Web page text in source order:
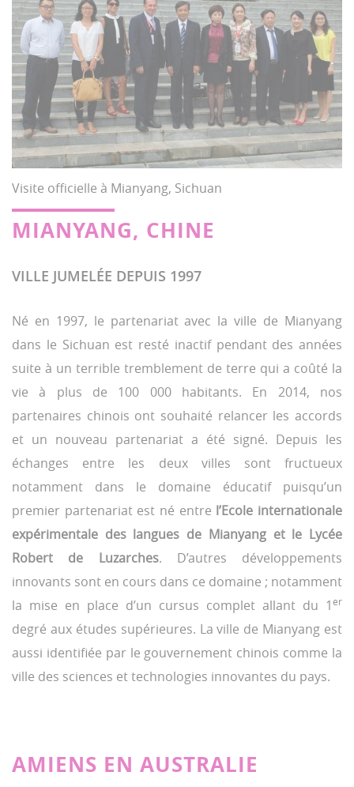
Visite officielle à Mianyang, Sichuan
MIANYANG, CHINE
VILLE JUMELÉE DEPUIS 1997
Né en 1997, le partenariat avec la ville de Mianyang
dans le Sichuan est resté inactif pendant des années
suite à un terrible tremblement de terre qui a coûté la
vie à plus de 100 000 habitants. En 2014, nos
partenaires chinois ont souhaité relancer les accords
et un nouveau partenariat a été signé. Depuis les
échanges entre les deux villes sont fructueux
notamment dans le domaine éducatif puisqu’un
premier partenariat est né entre l’Ecole internationale
expérimentale des langues de Mianyang et le Lycée
Robert de Luzarches. D’autres développements
innovants sont en cours dans ce domaine ; notamment
la mise en place d’un cursus complet allant du 1er
degré aux études supérieures. La ville de Mianyang est
aussi identifiée par le gouvernement chinois comme la
ville des sciences et technologies innovantes du pays.
AMIENS EN AUSTRALIE